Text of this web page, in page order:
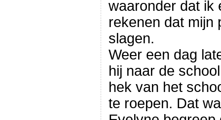
waaronder dat ik
rekenen dat mijn
slagen.
Weer een dag
hij naar de
hek van het
te roepen. Dat